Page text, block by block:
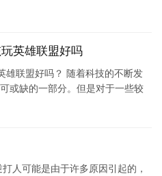
英雄联盟好吗
雄联盟好吗？ 随着科技的不断发
或缺的一部分。但是对于一些较
人可能是由于许多原因引起的，